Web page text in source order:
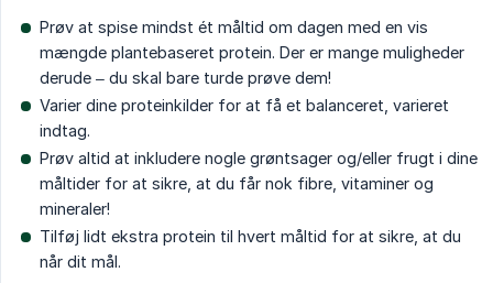
Prøv at spise mindst ét måltid om dagen med en vis
mængde plantebaseret protein. Der er mange muligheder
derude – du skal bare turde prøve dem!
Varier dine proteinkilder for at få et balanceret, varieret
indtag.
Prøv altid at inkludere nogle grøntsager og/eller frugt i dine
måltider for at sikre, at du får nok fibre, vitaminer og
mineraler!
Tilføj lidt ekstra protein til hvert måltid for at sikre, at du
når dit mål.